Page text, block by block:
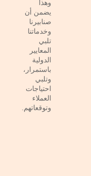
وهذا
يضمن أن
صنابيرنا
وخدماتنا
تلبي
المعايير
الدولية
باستمرار،
وتلبي
احتياجات
العملاء
وتوقعاتهم.